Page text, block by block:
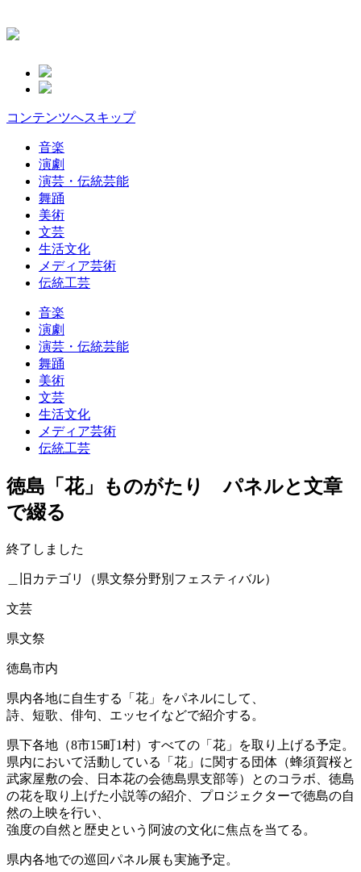
コンテンツへスキップ
音楽
演劇
演芸・伝統芸能
舞踊
美術
文芸
生活文化
メディア芸術
伝統工芸
音楽
演劇
演芸・伝統芸能
舞踊
美術
文芸
生活文化
メディア芸術
伝統工芸
徳島「花」ものがたり パネルと文章
で綴る
終了しました
＿旧カテゴリ（県文祭分野別フェスティバル）
文芸
県文祭
徳島市内
県内各地に自生する「花」をパネルにして、
詩、短歌、俳句、エッセイなどで紹介する。
県下各地（8市15町1村）すべての「花」を取り上げる予定。
県内において活動している「花」に関する団体（蜂須賀桜と
武家屋敷の会、日本花の会徳島県支部等）とのコラボ、徳島
の花を取り上げた小説等の紹介、プロジェクターで徳島の自
然の上映を行い、
強度の自然と歴史という阿波の文化に焦点を当てる。
県内各地での巡回パネル展も実施予定。